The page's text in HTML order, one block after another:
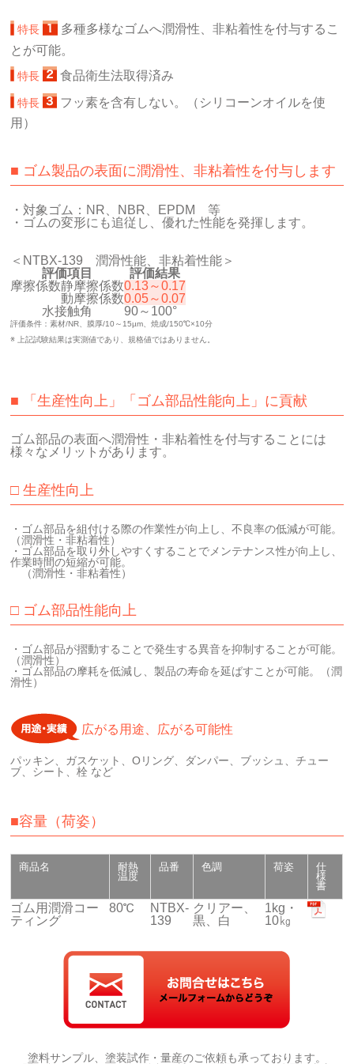
特長
多種多様なゴムへ潤滑性、非粘着性を付与するこ
とが可能。
特長 食品衛生法取得済み
特長
フッ素を含有しない。（シリコーンオイルを使
用）
■ ゴム製品の表面に潤滑性、非粘着性を付与します
・対象ゴム：NR、NBR、EPDM 等
・ゴムの変形にも追従し、優れた性能を発揮します。
＜NTBX-139 潤滑性能、非粘着性能＞
評価項目
評価結果
摩擦係数静摩擦係数0.13～0.17
動摩擦係数0.05～0.07
水接触角
90～100°
評価条件：素材/NR、膜厚/10～15µm、焼成/150℃×10分
※ 上記試験結果は実測値であり、規格値ではありません。
■ 「生産性向上」「ゴム部品性能向上」に貢献
ゴム部品の表面へ潤滑性・非粘着性を付与することには
様々なメリットがあります。
□ 生産性向上
・ゴム部品を組付ける際の作業性が向上し、不良率の低減が可能。
（潤滑性・非粘着性）
・ゴム部品を取り外しやすくすることでメンテナンス性が向上し、
作業時間の短縮が可能。
（潤滑性・非粘着性）
□ ゴム部品性能向上
・ゴム部品が摺動することで発生する異音を抑制することが可能。
（潤滑性）
・ゴム部品の摩耗を低減し、製品の寿命を延ばすことが可能。（潤
滑性）
広がる用途、広がる可能性
パッキン、ガスケット、Oリング、ダンパー、ブッシュ、チュー
ブ、シート、栓 など
■容量（荷姿）
商品名
耐熱
温度
品番 色調 荷姿
仕
様
書
ゴム用潤滑コー
ティング
80℃
NTBX-
139
クリアー、
黒、白
1kg・
10㎏
塗料サンプル、塗装試作・量産のご依頼も承っております。